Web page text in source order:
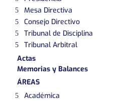
Mesa Directiva
Consejo Directivo
Tribunal de Disciplina
Tribunal Arbitral
Actas
Memorias y Balances
ÁREAS
Académica